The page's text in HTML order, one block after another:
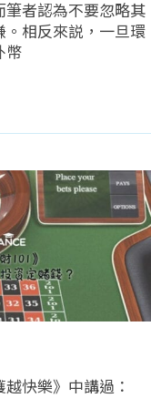
筆者認為不要忽略其
。相反來説，一旦環
幣
快樂》中講過：